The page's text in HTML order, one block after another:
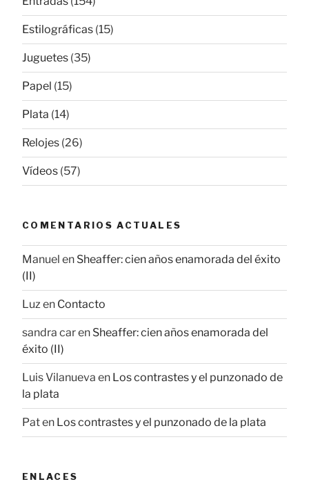
Estilográficas (15)
Juguetes (35)
Papel (15)
Plata (14)
Relojes (26)
Vídeos (57)
COMENTARIOS ACTUALES
Manuel en Sheaffer: cien años enamorada del éxito
(II)
Luz en Contacto
sandra caren Sheaffer: cien años enamorada del
éxito (II)
Luis Vilanueva en Los contrastes y el punzonado de
la plata
Paten Los contrastes y el punzonado de la plata
ENLACES